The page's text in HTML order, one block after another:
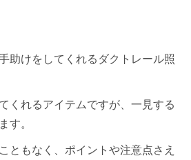
助けをしてくれるダクトレール照
くれるアイテムですが、一見する
す。
ともなく、ポイントや注意点さえ